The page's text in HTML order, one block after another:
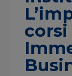
corsi